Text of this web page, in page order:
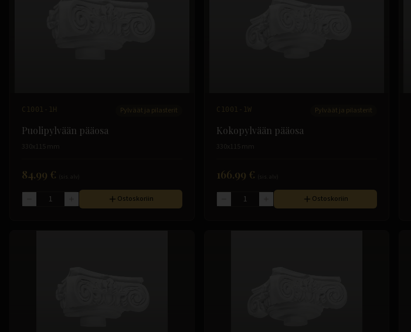
C1001-1H Pylväät ja pilasterit
Puolipylvään pääosa
330x115 mm
84.99 €
Ostoskoriin
C1001-1W Pylväät ja pilasterit
Kokopylvään pääosa
330x115 mm
166.99 €
Ostoskoriin